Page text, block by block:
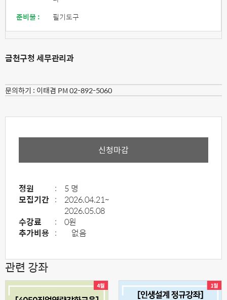
준비물 :
필기도구
금천구청 세무관리과
문의하기 : 이태겸 PM 02-892-5060
신청마감
정원 :
5 명
모집기간 :
2026.04.21~
2026.05.08
수강료
:
0원
추가비용 : 없음
관련 강좌